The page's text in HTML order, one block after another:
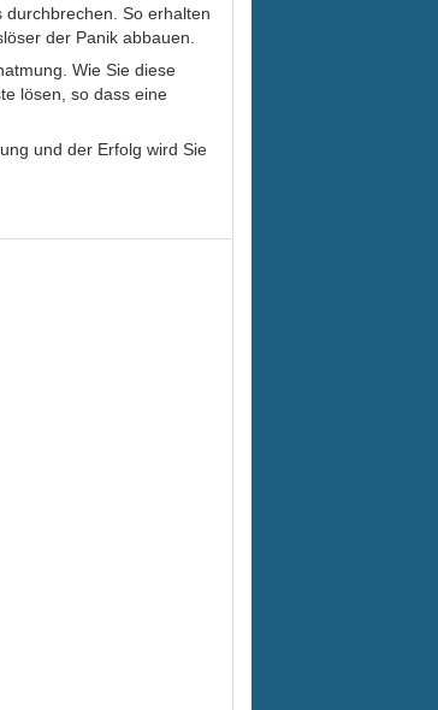
durchbrechen. So erhalten
der Panik abbauen.
Wie Sie diese
lösen, so dass eine
und der Erfolg wird Sie